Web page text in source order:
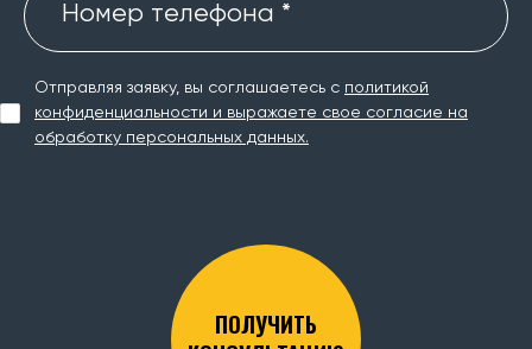
Номер телефона *
Отправляя заявку, вы соглашаетесь с политикой
конфиденциальности и выражаете свое согласие на
обработку персональных данных.
ПОЛУЧИТЬ